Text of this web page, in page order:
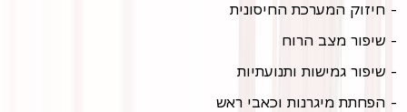
- חיזוק המערכת החיסונית
- שיפור מצב הרוח
- שיפור גמישות ותנועתיות
- הפחתת מיגרנות וכאבי ראש